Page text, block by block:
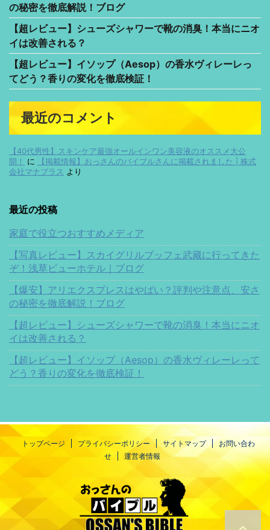
の秘密を徹底解説！ブログ
【超レビュー】シューズシャワーで靴の消臭！本当にニオ
イは改善される？
【超レビュー】イソップ（Aesop）の香水ヴィレーレっ
てどう？香りの変化を徹底検証！
最近のコメント
【40代男性】スキンケア最強オールインワン美容液のオススメ大公
開！
に
【掲載情報】おっさんのバイブルさんに掲載されました | 株式
会社マナプラス より
最近の投稿
家庭で役立つおすすめメディア
【写真レビュー】スカイグリルブッフェ武藏に行ってきた
ぞ！浅草ビューホテル｜ブログ
【爆安】アリエクスプレスはやばい？評判や注意点、安さ
の秘密を徹底解説！ブログ
【超レビュー】シューズシャワーで靴の消臭！本当にニオ
イは改善される？
【超レビュー】イソップ（Aesop）の香水ヴィレーレって
どう？香りの変化を徹底検証！
トップページ プライバシーポリシー サイトマップ
お問い合わ
せ
運営者情報